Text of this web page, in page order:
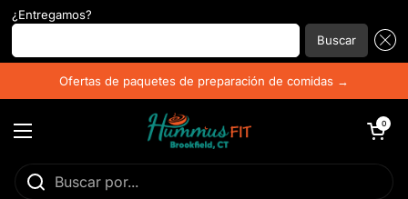
¿Entregamos?
Introduzca su código postal...
Buscar
Ofertas de paquetes de preparación de comidas →
Abrir menú
Abrir carrito
0